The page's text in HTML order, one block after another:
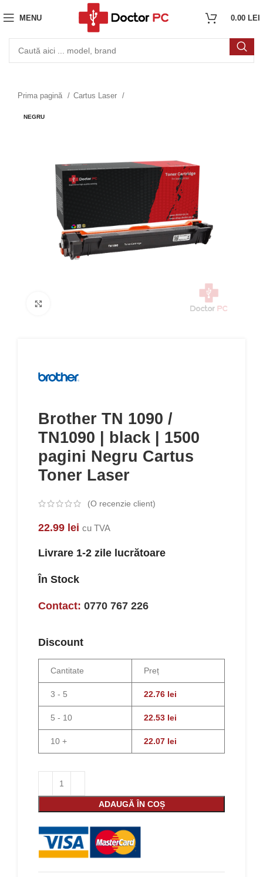
MENU 0.00 LEI
Prima pagină Cartus Laser
NEGRU
Brother TN 1090 /
TN1090 | black | 1500
pagini Negru Cartus
Toner Laser
(O recenzie client)
22.99 lei cu TVA
Livrare 1-2 zile lucrătoare
În Stock
Contact: 0770 767 226
Discount
Cantitate Preț
3 - 5 22.76 lei
5 - 10 22.53 lei
10 + 22.07 lei
ADAUGĂ ÎN COȘ